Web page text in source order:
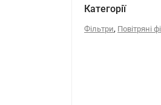
Категорії
Фільтри, Повітряні